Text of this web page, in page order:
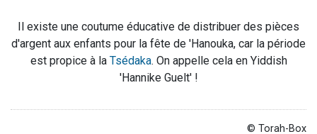
Il existe une coutume éducative de distribuer des pièces
d'argent aux enfants pour la fête de 'Hanouka, car la période
est propice à la Tsédaka. On appelle cela en Yiddish
'Hannike Guelt' !
© Torah-Box